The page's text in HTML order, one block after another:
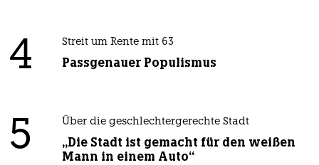
4 Streit um Rente mit 63
Passgenauer Populismus
5 Über die geschlechtergerechte Stadt
„Die Stadt ist gemacht für den weißen
Mann in einem Auto“